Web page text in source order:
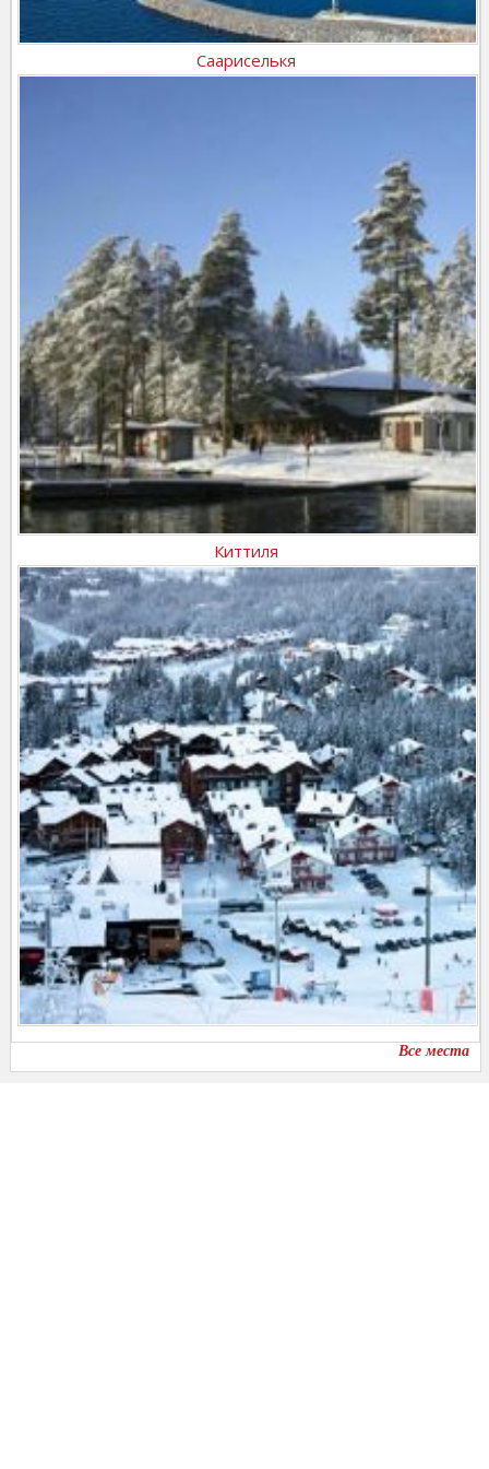
Саариселькя
Киттиля
Все места